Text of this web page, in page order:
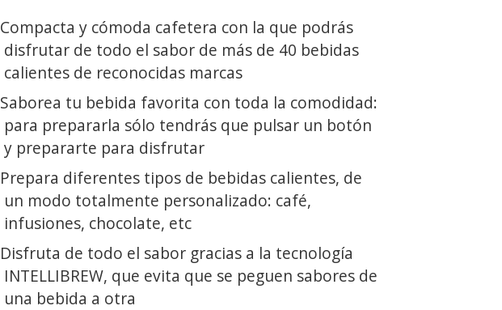
Compacta y cómoda cafetera con la que podrás
disfrutar de todo el sabor de más de 40 bebidas
calientes de reconocidas marcas
Saborea tu bebida favorita con toda la comodidad:
para prepararla sólo tendrás que pulsar un botón
y prepararte para disfrutar
Prepara diferentes tipos de bebidas calientes, de
un modo totalmente personalizado: café,
infusiones, chocolate, etc
Disfruta de todo el sabor gracias a la tecnología
INTELLIBREW, que evita que se peguen sabores de
una bebida a otra